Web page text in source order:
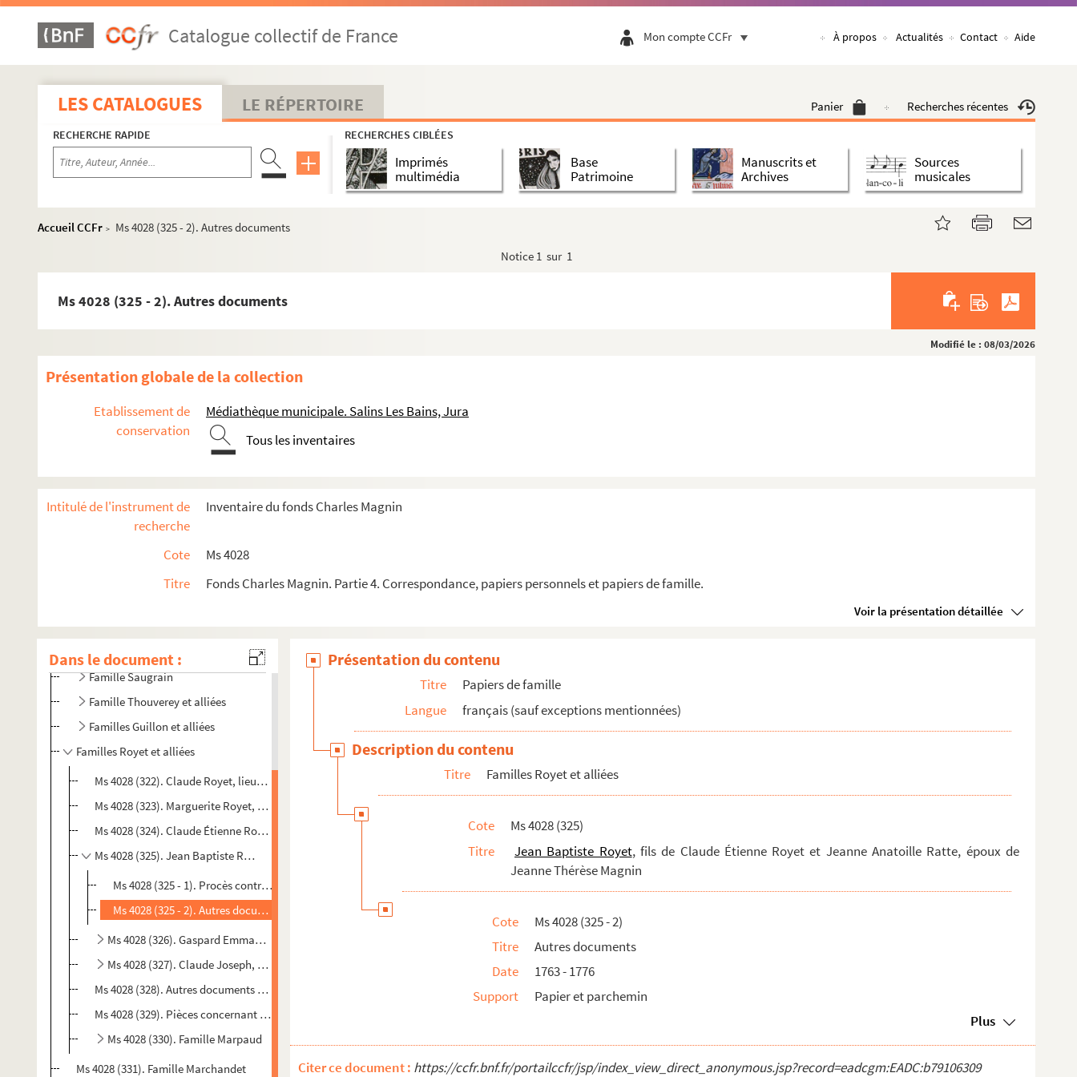
Catalogue collectif de France Mon compte CCFr À propos Actualités Contact Aide
LES CATALOGUES LE RÉPERTOIRE Panier Recherches récentes
RECHERCHE RAPIDE RECHERCHES CIBLÉES
Imprimés
multimédia
Base
Patrimoine
Manuscrits et
Archives
Sources
musicales
Accueil CCFr >
Ms 4028 (325 - 2). Autres documents
Notice 1 sur 1
Ms 4028 (325 - 2). Autres documents
Modifié le : 08/03/2026
Présentation globale de la collection
Etablissement de
conservation
Médiathèque municipale. Salins Les Bains, Jura
Tous les inventaires
Intitulé de l'instrument de
recherche
Inventaire du fonds Charles Magnin
Cote
Ms 4028
Titre
Fonds Charles Magnin. Partie 4. Correspondance, papiers personnels et papiers de famille.
Voir la présentation détaillée
Dans le document :
Famille Magnin
Famille Saugrain
Famille Thouverey et alliées
Familles Guillon et alliées
Familles Royet et alliées
Ms 4028 (322). Claude Royet, lieutenant de la justice de la châtellenie de Nozeroy
Ms 4028 (323). Marguerite Royet, fille de Claude Royet
Ms 4028 (324). Claude Étienne Royet, notaire royal, fils de Claude Royet
Ms 4028 (325). Jean Baptiste Royet, fils de Claude Étienne Royet et Jeanne Anatoille Ratte, époux de Jeanne Thérèse...
Ms 4028 (325 - 1). Procès contre Pierre Ignace Quirot, conseiller au Parlement de Paris
Ms 4028 (325 - 2). Autres documents
Ms 4028 (326). Gaspard Emmanuel Royet, fils de Claude Étienne Royet et Jeanne Anatoille Ratte
Ms 4028 (327). Claude Joseph, Jeanne Françoise Gabrielle Célestine et Alexis Gabrielle Royet, respectivement fils, ...
Ms 4028 (328). Autres documents impliquant des membres de la famille Royet
Ms 4028 (329). Pièces concernant des habitants de Nozeroy et de ses alentours
Ms 4028 (330). Famille Marpaud
Ms 4028 (331). Famille Marchandet
Présentation du contenu
Titre
Papiers de famille
Langue
français (sauf exceptions mentionnées)
Description du contenu
Titre Familles Royet et alliées
Cote
Ms 4028 (325)
Titre
Jean Baptiste Royet, fils de Claude Étienne Royet et Jeanne Anatoille Ratte, époux de
Jeanne Thérèse Magnin
Cote
Ms 4028 (325 - 2)
Titre
Autres documents
Date
1763 - 1776
Support
Papier et parchemin
Plus
Citer ce document : https://ccfr.bnf.fr/portailccfr/jsp/index_view_direct_anonymous.jsp?record=eadcgm:EADC:b79106309